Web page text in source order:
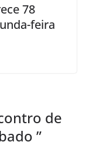
78
feira
de
”